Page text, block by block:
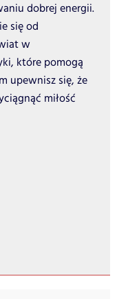
dobrej energii.
się od
w
które pomogą
upewnisz się, że
miłość